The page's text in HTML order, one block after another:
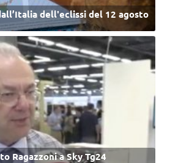
dell'eclissi del 12 agosto
Ragazzoni a Sky Tg24